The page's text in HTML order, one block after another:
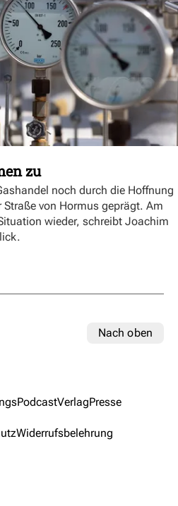
zu
noch durch die Hoffnung
von Hormus geprägt. Am
wieder, schreibt Joachim
Nach oben
PodcastVerlagPresse
Widerrufsbelehrung